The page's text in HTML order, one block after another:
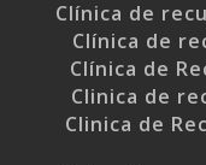
Clínica de
Clínica de
Clínica de
Clinica de
Clinica de